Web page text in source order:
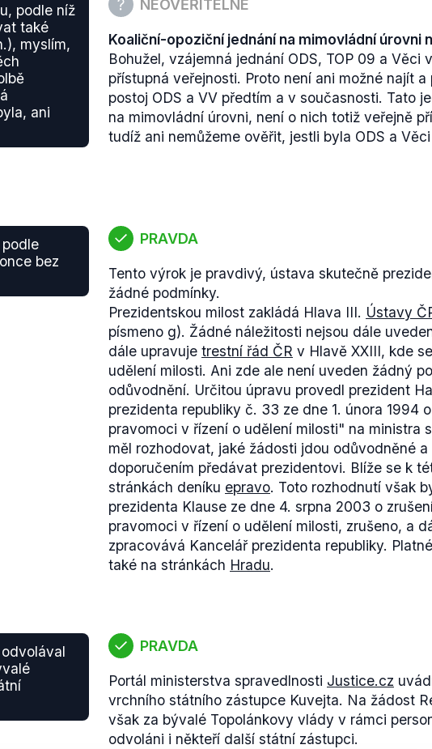
podle níž
také
myslím,
ani
NEOVĚŘITELNÉ
Koaliční-opoziční jednání na mimovládní úrovni
Bohužel, vzájemná jednání ODS, TOP 09 a Věci
přístupná veřejnosti. Proto není ani možné najít
postoj ODS a VV předtím a v současnosti. Tato
na mimovládní úrovni, není o nich totiž veřejně
tudíž ani nemůžeme ověřit, jestli byla ODS a
bez
PRAVDA
Tento výrok je pravdivý, ústava skutečně
žádné podmínky.
Prezidentskou milost zakládá Hlava III. Ústavy
písmeno g). Žádné náležitosti nejsou dále
dále upravuje trestní řád ČR v Hlavě XXIII, kde
udělení milosti. Ani zde ale není uveden žádný
odůvodnění. Určitou úpravu provedl prezident
prezidenta republiky č. 33 ze dne 1. února 1994
pravomoci v řízení o udělení milosti" na ministra
měl rozhodovat, jaké žádosti jdou odůvodněné
doporučením předávat prezidentovi. Blíže se k
stránkách deníku epravo. Toto rozhodnutí však
prezidenta Klause ze dne 4. srpna 2003 o
pravomoci v řízení o udělení milosti, zrušeno, a
zpracovává Kancelář prezidenta republiky.
také na stránkách Hradu.
PRAVDA
Portál ministerstva spravedlnosti Justice.cz
vrchního státního zástupce Kuvejta. Na žádost
však za bývalé Topolánkovy vlády v rámci
odvoláni i někteří další státní zástupci.